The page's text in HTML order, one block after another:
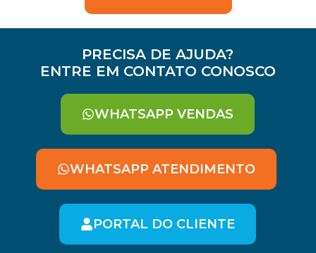
PRECISA DE AJUDA?
ENTRE EM CONTATO CONOSCO
WHATSAPP VENDAS
WHATSAPP ATENDIMENTO
PORTAL DO CLIENTE